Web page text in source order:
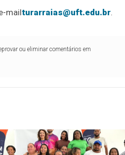
mailturarraias@uft.edu.br.
ou eliminar comentários em